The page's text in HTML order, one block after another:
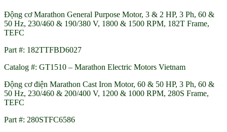
Động cơ Marathon General Purpose Motor, 3 & 2 HP, 3 Ph, 60 &
50 Hz, 230/460 & 190/380 V, 1800 & 1500 RPM, 182T Frame,
TEFC
Part #: 182TTFBD6027
Catalog #: GT1510 – Marathon Electric Motors Vietnam
Động cơ điện Marathon Cast Iron Motor, 60 & 50 HP, 3 Ph, 60 &
50 Hz, 230/460 & 200/400 V, 1200 & 1000 RPM, 280S Frame,
TEFC
Part #: 280STFC6586